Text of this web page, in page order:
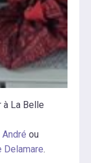
La Belle
ou
Delamare.